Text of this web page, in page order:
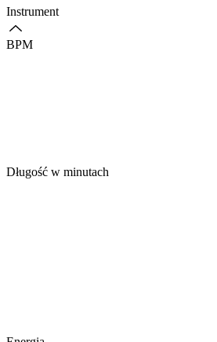
Instrument
BPM
Długość w minutach